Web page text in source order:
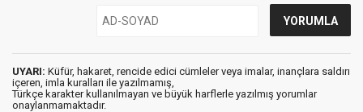
UYARI: Küfür, hakaret, rencide edici cümleler veya imalar, inançlara saldırı
içeren, imla kuralları ile yazılmamış,
Türkçe karakter kullanılmayan ve büyük harflerle yazılmış yorumlar
onaylanmamaktadır.